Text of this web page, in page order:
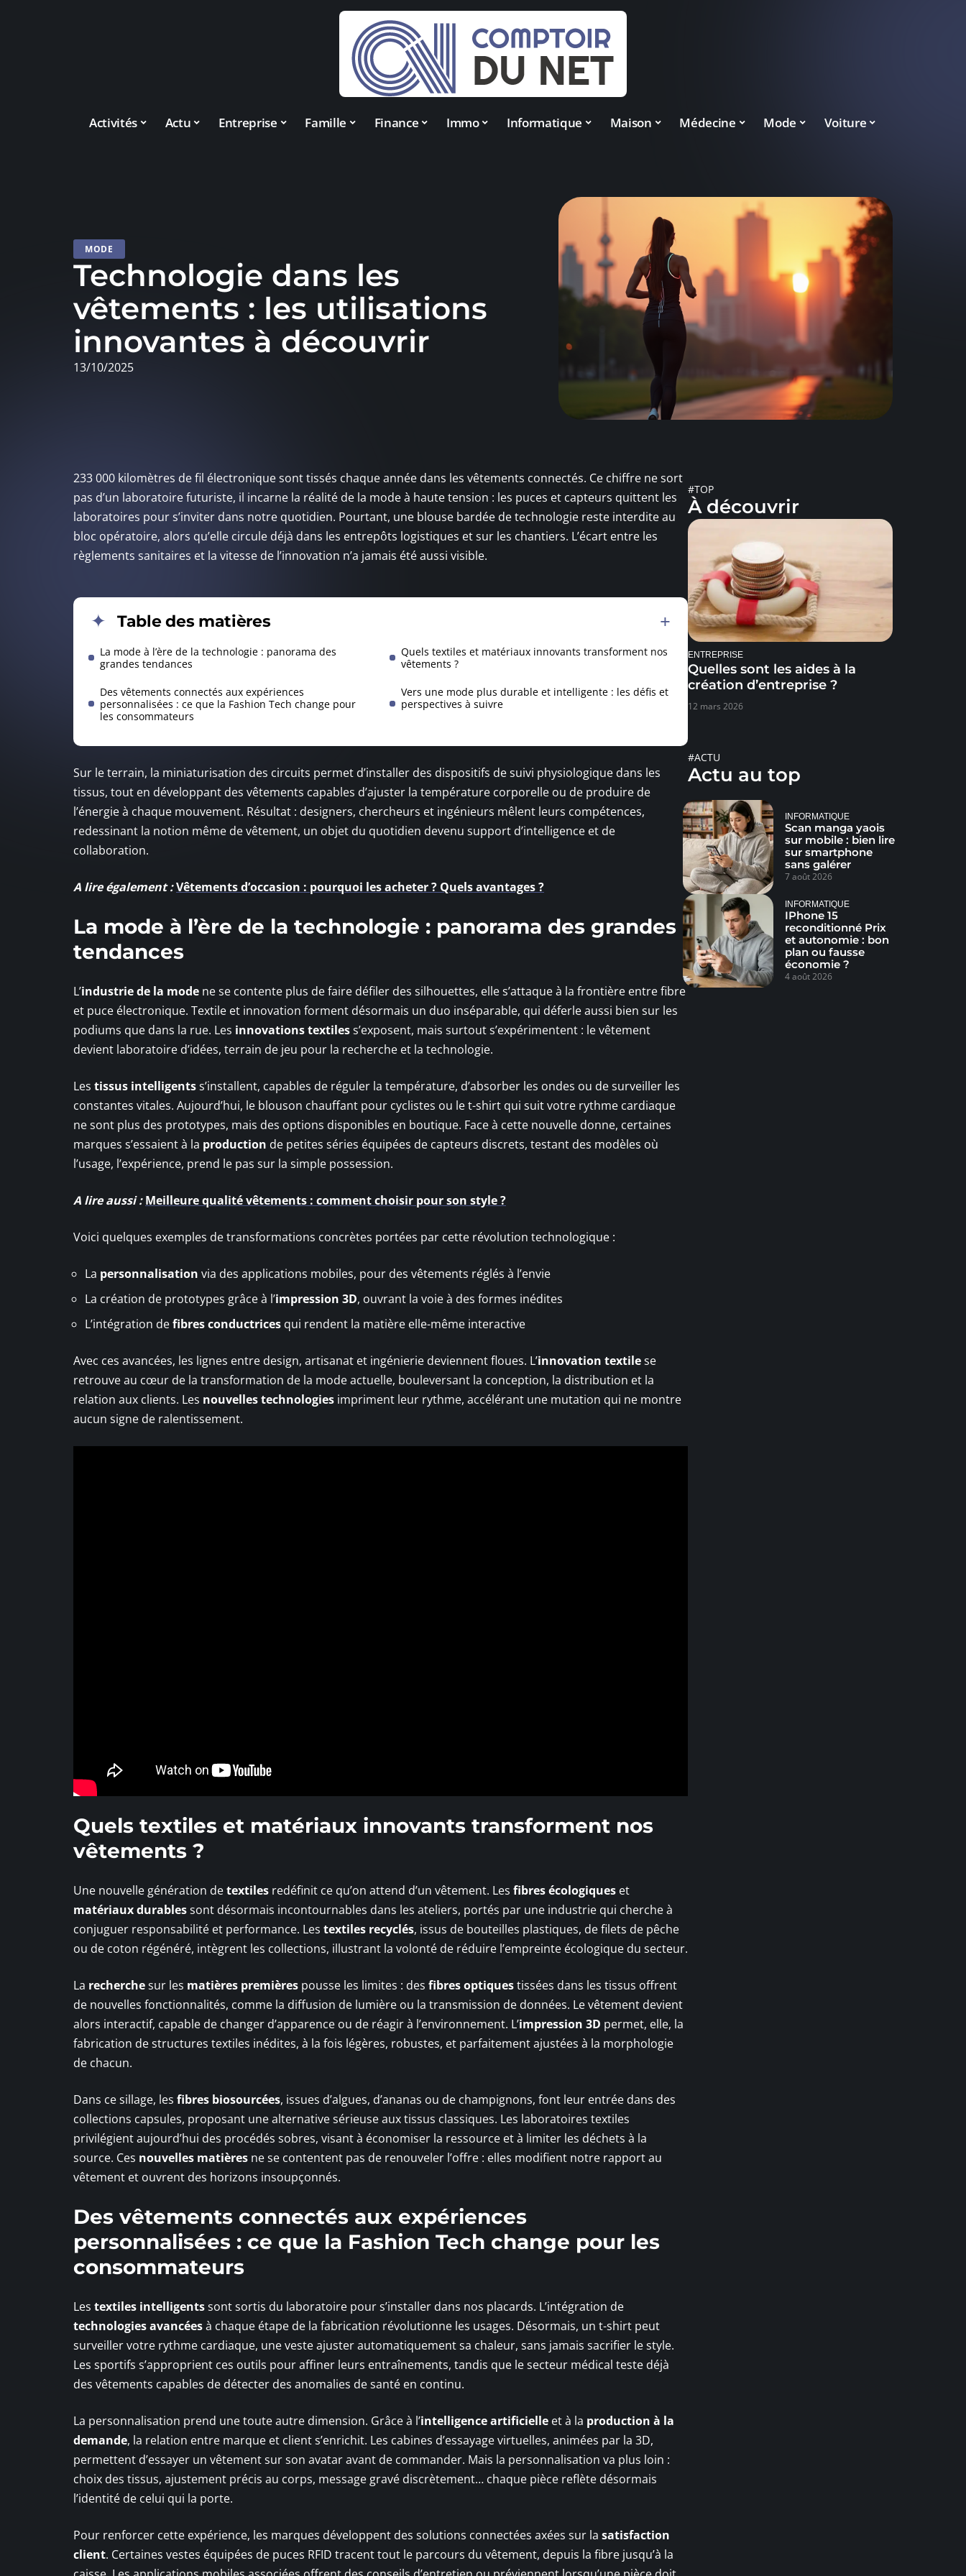
Activités Actu Entreprise Famille Finance Immo Informatique Maison Médecine Mode Voiture
MODE
Technologie dans les
vêtements : les utilisations
innovantes à découvrir
13/10/2025
233 000 kilomètres de fil électronique sont tissés chaque année dans les vêtements connectés. Ce chiffre ne sort
pas d’un laboratoire futuriste, il incarne la réalité de la mode à haute tension : les puces et capteurs quittent les
laboratoires pour s’inviter dans notre quotidien. Pourtant, une blouse bardée de technologie reste interdite au
bloc opératoire, alors qu’elle circule déjà dans les entrepôts logistiques et sur les chantiers. L’écart entre les
règlements sanitaires et la vitesse de l’innovation n’a jamais été aussi visible.
Table des matières
La mode à l’ère de la technologie : panorama des
grandes tendances
Quels textiles et matériaux innovants transforment nos
vêtements ?
Des vêtements connectés aux expériences
personnalisées : ce que la Fashion Tech change pour
les consommateurs
Vers une mode plus durable et intelligente : les défis et
perspectives à suivre
Sur le terrain, la miniaturisation des circuits permet d’installer des dispositifs de suivi physiologique dans les
tissus, tout en développant des vêtements capables d’ajuster la température corporelle ou de produire de
l’énergie à chaque mouvement. Résultat : designers, chercheurs et ingénieurs mêlent leurs compétences,
redessinant la notion même de vêtement, un objet du quotidien devenu support d’intelligence et de
collaboration.
A lire également :Vêtements d’occasion : pourquoi les acheter ? Quels avantages ?
La mode à l’ère de la technologie : panorama des grandes
tendances
L’industrie de la mode ne se contente plus de faire défiler des silhouettes, elle s’attaque à la frontière entre fibre
et puce électronique. Textile et innovation forment désormais un duo inséparable, qui déferle aussi bien sur les
podiums que dans la rue. Les innovations textiless’exposent, mais surtout s’expérimentent : le vêtement
devient laboratoire d’idées, terrain de jeu pour la recherche et la technologie.
Les tissus intelligentss’installent, capables de réguler la température, d’absorber les ondes ou de surveiller les
constantes vitales. Aujourd’hui, le blouson chauffant pour cyclistes ou le t-shirt qui suit votre rythme cardiaque
ne sont plus des prototypes, mais des options disponibles en boutique. Face à cette nouvelle donne, certaines
marques s’essaient à la production de petites séries équipées de capteurs discrets, testant des modèles où
l’usage, l’expérience, prend le pas sur la simple possession.
A lire aussi : Meilleure qualité vêtements : comment choisir pour son style ?
Voici quelques exemples de transformations concrètes portées par cette révolution technologique :
La personnalisation via des applications mobiles, pour des vêtements réglés à l’envie
La création de prototypes grâce à l’impression 3D, ouvrant la voie à des formes inédites
L’intégration defibres conductrices qui rendent la matière elle-même interactive
Avec ces avancées, les lignes entre design, artisanat et ingénierie deviennent floues. L’innovation textilese
retrouve au cœur de la transformation de la mode actuelle, bouleversant la conception, la distribution et la
relation aux clients. Les nouvelles technologies impriment leur rythme, accélérant une mutation qui ne montre
aucun signe de ralentissement.
Quels textiles et matériaux innovants transforment nos
vêtements ?
Une nouvelle génération detextiles redéfinit ce qu’on attend d’un vêtement. Les fibres écologiques et
matériaux durablessont désormais incontournables dans les ateliers, portés par une industrie qui cherche à
conjuguer responsabilité et performance. Les textiles recyclés, issus de bouteilles plastiques, de filets de pêche
ou de coton régénéré, intègrent les collections, illustrant la volonté de réduire l’empreinte écologique du secteur.
La recherchesur les matières premières pousse les limites : des fibres optiquestissées dans les tissus offrent
de nouvelles fonctionnalités, comme la diffusion de lumière ou la transmission de données. Le vêtement devient
alors interactif, capable de changer d’apparence ou de réagir à l’environnement. L’impression 3D permet, elle, la
fabrication de structures textiles inédites, à la fois légères, robustes, et parfaitement ajustées à la morphologie
de chacun.
Dans ce sillage, les fibres biosourcées, issues d’algues, d’ananas ou de champignons, font leur entrée dans des
collections capsules, proposant une alternative sérieuse aux tissus classiques. Les laboratoires textiles
privilégient aujourd’hui des procédés sobres, visant à économiser la ressource et à limiter les déchets à la
source. Ces nouvelles matières ne se contentent pas de renouveler l’offre : elles modifient notre rapport au
vêtement et ouvrent des horizons insoupçonnés.
Des vêtements connectés aux expériences
personnalisées : ce que la Fashion Tech change pour les
consommateurs
Les textiles intelligentssont sortis du laboratoire pour s’installer dans nos placards. L’intégration de
technologies avancéesà chaque étape de la fabrication révolutionne les usages. Désormais, un t-shirt peut
surveiller votre rythme cardiaque, une veste ajuster automatiquement sa chaleur, sans jamais sacrifier le style.
Les sportifs s’approprient ces outils pour affiner leurs entraînements, tandis que le secteur médical teste déjà
des vêtements capables de détecter des anomalies de santé en continu.
La personnalisation prend une toute autre dimension. Grâce à l’intelligence artificielle et à la production à la
demande, la relation entre marque et client s’enrichit. Les cabines d’essayage virtuelles, animées par la 3D,
permettent d’essayer un vêtement sur son avatar avant de commander. Mais la personnalisation va plus loin :
choix des tissus, ajustement précis au corps, message gravé discrètement… chaque pièce reflète désormais
l’identité de celui qui la porte.
Pour renforcer cette expérience, les marques développent des solutions connectées axées sur la satisfaction
client. Certaines vestes équipées de puces RFID tracent tout le parcours du vêtement, depuis la fibre jusqu’à la
#TOP
À découvrir
ENTREPRISE
Quelles sont les aides à la
création d’entreprise ?
12 mars 2026
#ACTU
Actu au top
INFORMATIQUE
Scan manga yaois
sur mobile : bien lire
sur smartphone
sans galérer
7 août 2026
INFORMATIQUE
IPhone 15
reconditionné Prix
et autonomie : bon
plan ou fausse
économie ?
4 août 2026